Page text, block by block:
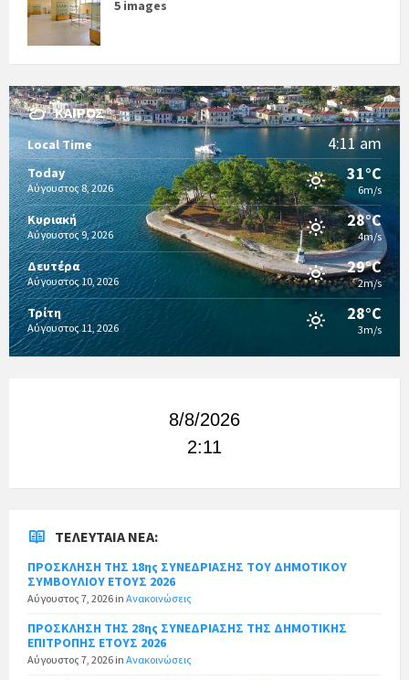
5 images
ΚΑΙΡΌΣ
Local Time 4:11 am
Today
Αύγουστος 8, 2026
31°C
6m/s
Κυριακή
Αύγουστος 9, 2026
28°C
4m/s
Δευτέρα
Αύγουστος 10, 2026
29°C
2m/s
Τρίτη
Αύγουστος 11, 2026
28°C
3m/s
8/8/2026
2:11
ΤΕΛΕΥΤΑΊΑ ΝΈΑ:
ΠΡΟΣΚΛΗΣΗ ΤΗΣ 18ης ΣΥΝΕΔΡΙΑΣΗΣ ΤΟΥ ΔΗΜΟΤΙΚΟΥ
ΣΥΜΒΟΥΛΙΟΥ ΕΤΟΥΣ 2026
Αύγουστος 7, 2026 in Ανακοινώσεις
ΠΡΟΣΚΛΗΣΗ ΤΗΣ 28ης ΣΥΝΕΔΡΙΑΣΗΣ ΤΗΣ ΔΗΜΟΤΙΚΗΣ
ΕΠΙΤΡΟΠΗΣ ΕΤΟΥΣ 2026
Αύγουστος 7, 2026 in Ανακοινώσεις